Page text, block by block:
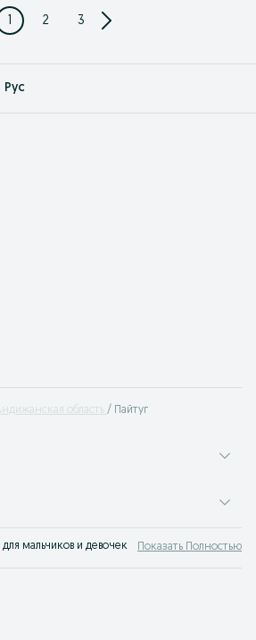
1 2 3
Рус
область Пайтуг
для мальчиков и девочек на доске объявлений
Показать Полностью